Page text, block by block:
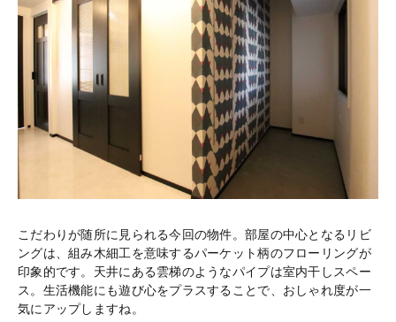
こだわりが随所に見られる今回の物件。部屋の中心となるリビ
ングは、組み木細工を意味するパーケット柄のフローリングが
印象的です。天井にある雲梯のようなパイプは室内干しスペー
ス。生活機能にも遊び心をプラスすることで、おしゃれ度が一
気にアップしますね。